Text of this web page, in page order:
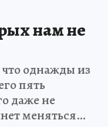
нам не
однажды из
пять
даже не
меняться…